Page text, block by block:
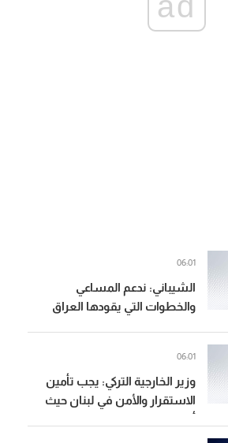
الشيباني: ندعم المساعي
والخطوات التي يقودها العراق
06:01
وزير الخارجية التركي: يجب تأمين
الاستقرار والأمن في لبنان حيث
06:01